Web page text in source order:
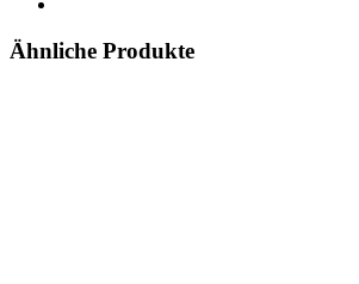
Ähnliche Produkte